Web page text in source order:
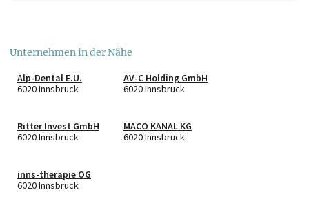
Unternehmen in der Nähe
Alp-Dental E.U.
6020 Innsbruck
AV-C Holding GmbH
6020 Innsbruck
Ritter Invest GmbH
6020 Innsbruck
MACO KANAL KG
6020 Innsbruck
inns-therapie OG
6020 Innsbruck